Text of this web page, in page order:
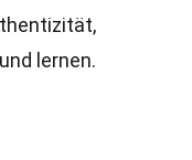
lernen.